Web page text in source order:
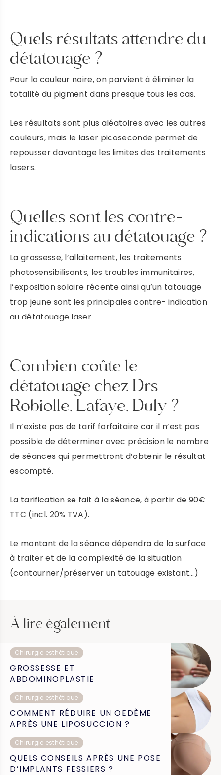
Quels résultats attendre du
détatouage ?
Pour la couleur noire, on parvient à éliminer la
totalité du pigment dans presque tous les cas.
Les résultats sont plus aléatoires avec les autres
couleurs, mais le laser picoseconde permet de
repousser davantage les limites des traitements
lasers.
Quelles sont les contre-
indications au détatouage ?
La grossesse, l’allaitement, les traitements
photosensibilisants, les troubles immunitaires,
l’exposition solaire récente ainsi qu’un tatouage
trop jeune sont les principales contre- indication
au détatouage laser.
Combien coûte le
détatouage chez Drs
Robiolle, Lafaye, Duly ?
Il n’existe pas de tarif forfaitaire car il n’est pas
possible de déterminer avec précision le nombre
de séances qui permettront d’obtenir le résultat
escompté.
La tarification se fait à la séance, à partir de 90€
TTC (incl. 20% TVA).
Le montant de la séance dépendra de la surface
à traiter et de la complexité de la situation
(contourner/préserver un tatouage existant…)
À lire également
Chirurgie esthétique
GROSSESSE ET
ABDOMINOPLASTIE
Chirurgie esthétique
COMMENT RÉDUIRE UN OEDÈME
APRÈS UNE LIPOSUCCION ?
Chirurgie esthétique
QUELS CONSEILS APRÈS UNE POSE
D’IMPLANTS FESSIERS ?
Prendre rendez-vous
DR ROBIOLLE
PRENDRE RENDEZ-VOUS
DR DULY
PRENDRE RENDEZ VOUS
PRENDRE RENDEZ-VOUS